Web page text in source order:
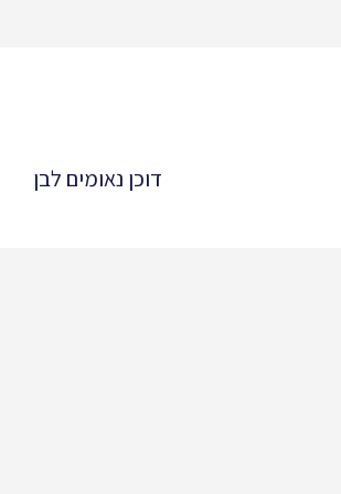
דוכן נאומים לבן